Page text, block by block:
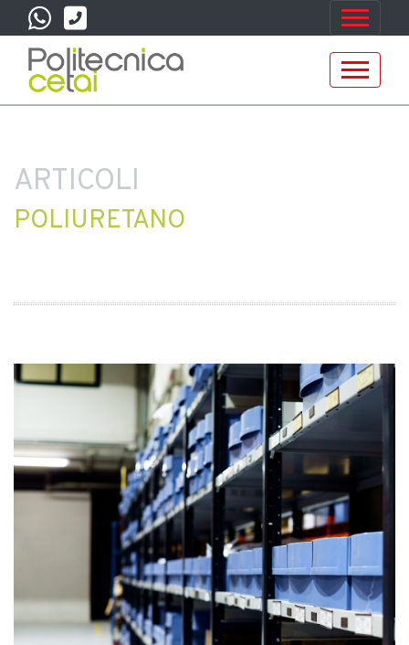
ARTICOLI
POLIURETANO